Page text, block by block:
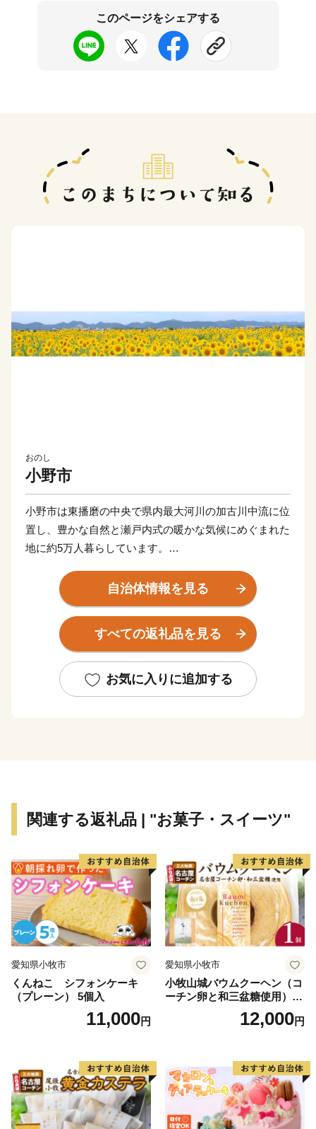
このページをシェアする
おのし
小野市
小野市は東播磨の中央で県内最大河川の加古川中流に位
置し、豊かな自然と瀬戸内式の暖かな気候にめぐまれた
地に約5万人暮らしています。
夏には一面に咲き誇る「ヒマワリ」日本を代表するそろ
ばんなどの伝統工芸品、肥よくな大地が育てた新鮮な農
産物など小野市には皆さまにお伝えしたい魅力がたっぷ
りと詰まっています。
そんな小野市の魅力をふるさと納税を通じて知っていた
だき、小野市の豊かさ人の優しさに触れていただければ
附につきましては通常よりも対応にお時間をいただく場
対象期間：2026年2月12日(木) ～ 3月4日(水)頃
寄附金受領証明書：システム切替完了予定の3月4日
（水）以降、順次発行・郵送いたします。
返礼品の配送：通常よりお届けにお時間をいただく場合
ご寄附をご検討中の皆さまにはご不便をおかけいたしま
自治体情報を見る
すべての返礼品を見る
お気に入りに追加する
関連する返礼品 | "お菓子・スイーツ"
愛知県小牧市
くんねこ シフォンケーキ
（プレーン） 5個入
11,000円
愛知県小牧市
小牧山城バウムクーヘン（コ
ーチン卵と和三盆糖使用）
名古屋コーチン バームクー
ヘン 和三盆 小牧銘菓 バウム
12,000円